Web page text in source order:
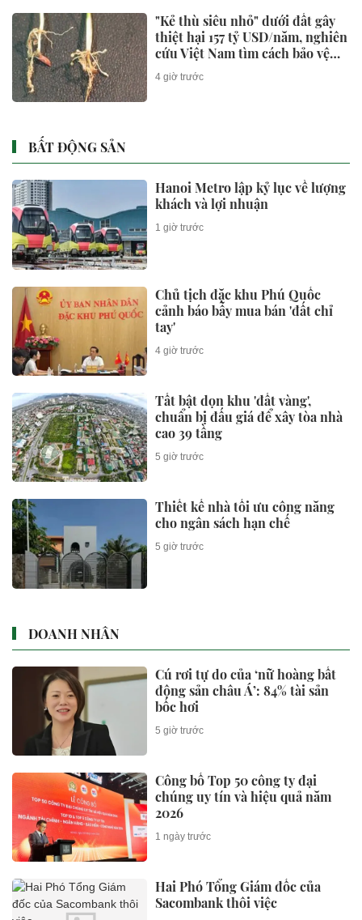
"Kẻ thù siêu nhỏ" dưới đất gây
thiệt hại 157 tỷ USD/năm, nghiên
cứu Việt Nam tìm cách bảo vệ
cây lúa
4 giờ trước
BẤT ĐỘNG SẢN
Hanoi Metro lập kỷ lục về lượng
khách và lợi nhuận
1 giờ trước
Chủ tịch đặc khu Phú Quốc
cảnh báo bẫy mua bán 'đất chỉ
tay'
4 giờ trước
Tất bật dọn khu 'đất vàng',
chuẩn bị đấu giá để xây tòa nhà
cao 39 tầng
5 giờ trước
Thiết kế nhà tối ưu công năng
cho ngân sách hạn chế
5 giờ trước
DOANH NHÂN
Cú rơi tự do của ‘nữ hoàng bất
động sản châu Á’: 84% tài sản
bốc hơi
5 giờ trước
Công bố Top 50 công ty đại
chúng uy tín và hiệu quả năm
2026
1 ngày trước
Hai Phó Tổng Giám đốc của
Sacombank thôi việc